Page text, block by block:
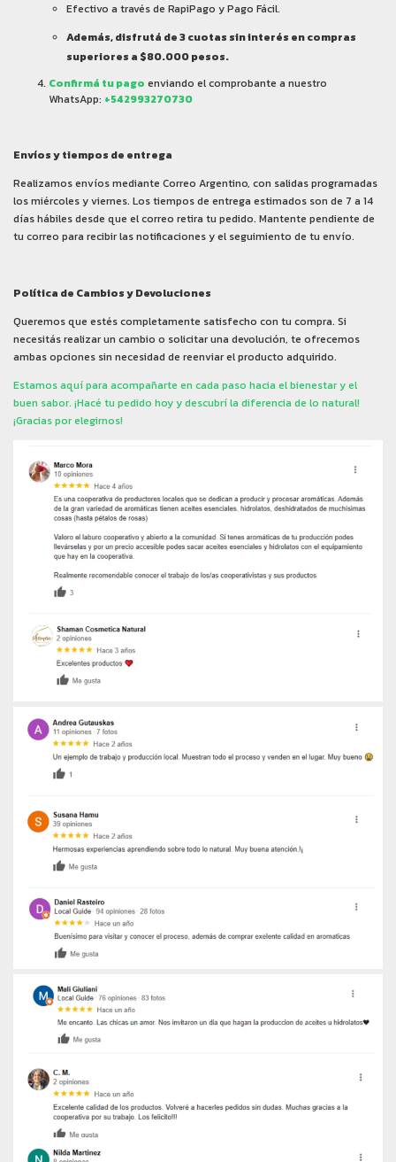
Efectivo a través de RapiPago y Pago Fácil.
Además, disfrutá de 3 cuotas sin interés en compras
superiores a $80.000 pesos.
Confirmá tu pago enviando el comprobante a nuestro
WhatsApp: +542993270730
Envíos y tiempos de entrega
Realizamos envíos mediante Correo Argentino, con salidas programadas
los miércoles y viernes. Los tiempos de entrega estimados son de 7 a 14
días hábiles desde que el correo retira tu pedido. Mantente pendiente de
tu correo para recibir las notificaciones y el seguimiento de tu envío.
Política de Cambios y Devoluciones
Queremos que estés completamente satisfecho con tu compra. Si
necesitás realizar un cambio o solicitar una devolución, te ofrecemos
ambas opciones sin necesidad de reenviar el producto adquirido.
Estamos aquí para acompañarte en cada paso hacia el bienestar y el
buen sabor. ¡Hacé tu pedido hoy y descubrí la diferencia de lo natural!
¡Gracias por elegirnos!